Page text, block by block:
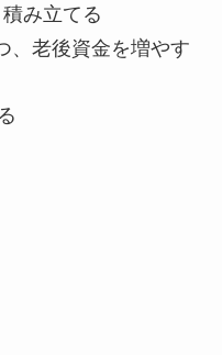
み立てる
、老後資金を増やす